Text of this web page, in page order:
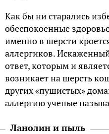
Как бы ни старались
обеспокоенные
именно в шерсти
аллергиков.
ответ, которым и
возникает на шерсть
других «пушистых»
аллергию ученые
Ланолин и пыль